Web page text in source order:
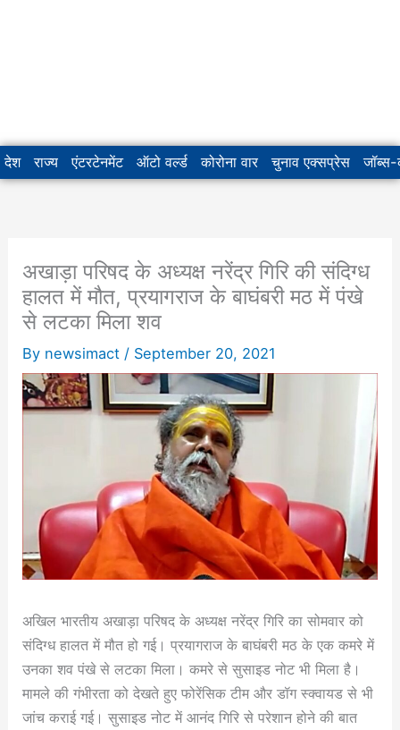
देश राज्य एंटरटेनमेंट ऑटो वर्ल्ड कोरोना वार चुनाव एक्सप्रेस जॉब्स-
अखाड़ा परिषद के अध्यक्ष नरेंद्र गिरि की संदिग्ध
हालत में मौत, प्रयागराज के बाघंबरी मठ में पंखे
से लटका मिला शव
By newsimact / September 20, 2021
अखिल भारतीय अखाड़ा परिषद के अध्यक्ष नरेंद्र गिरि का सोमवार को
संदिग्ध हालत में मौत हो गई। प्रयागराज के बाघंबरी मठ के एक कमरे में
उनका शव पंखे से लटका मिला। कमरे से सुसाइड नोट भी मिला है।
मामले की गंभीरता को देखते हुए फोरेंसिक टीम और डॉग स्क्वायड से भी
जांच कराई गई। सुसाइड नोट में आनंद गिरि से परेशान होने की बात